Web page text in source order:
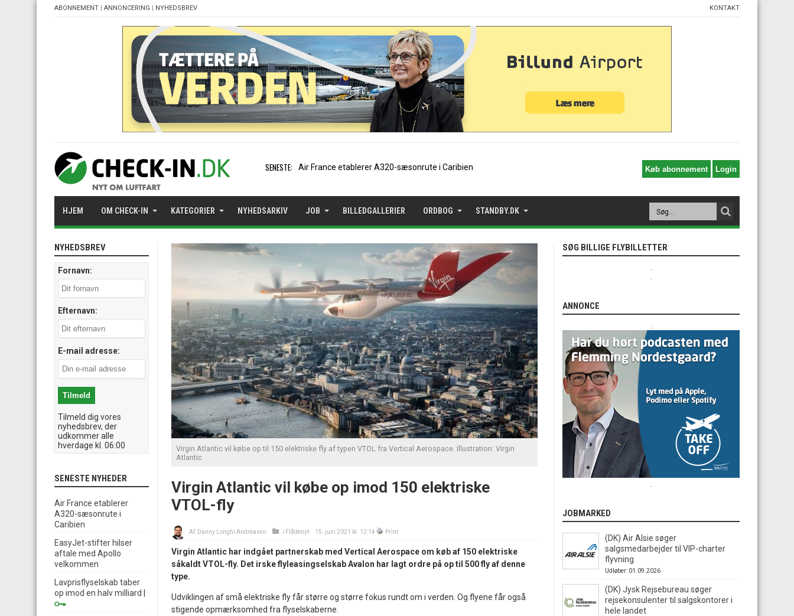
ABONNEMENT | ANNONCERING | NYHEDSBREV KONTAKT
SENESTE: EasyJet-stifter hilser aftale
HJEM OM CHECK-IN KATEGORIER NYHEDSARKIV JOB BILLEDGALLERIER ORDBOG STANDBY.DK
Virgin Atlantic vil købe op til 150 elektriske fly af typen VTOL fra Vertical Aerospace. Illustration: Virgin
Atlantic
Virgin Atlantic vil købe op imod 150 elektriske
VTOL-fly
Af: Danny Longhi Andreasen i Flådenyt 15. juni 2021 kl. 12:14 Print
Virgin Atlantic har indgået partnerskab med Vertical Aerospace om køb af 150 elektriske
såkaldt VTOL-fly. Det irske flyleasingselskab Avalon har lagt ordre på op til 500 fly af denne
type.
Udviklingen af små elektriske fly får større og større fokus rundt om i verden. Og flyene får også
stigende opmærksomhed fra flyselskaberne.
NYHEDSBREV
Fornavn:
Efternavn:
E-mail adresse:
Tilmeld dig vores
nyhedsbrev, der
udkommer alle
hverdage kl. 06:00
SENESTE NYHEDER
Air France etablerer
A320-sæsonrute i
Caribien
EasyJet-stifter hilser
aftale med Apollo
velkommen
Lavprisflyselskab taber
op imod en halv milliard
SØG BILLIGE FLYBILLETTER
ANNONCE
JOBMARKED
(DK) Air Alsie søger
salgsmedarbejder til VIP-charter
flyvning
Udløber: 01.09.2026
(DK) Jysk Rejsebureau søger
rejsekonsulenter til salgskontorer i
hele landet